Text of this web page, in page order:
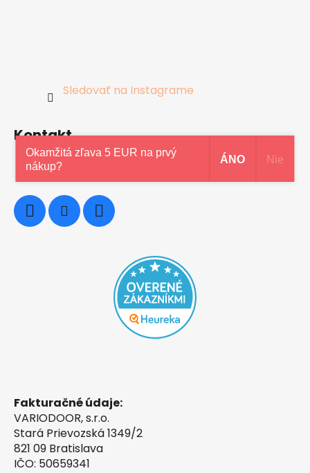
Sledovať na Instagrame
Kontakt
0948997914
Fakturačné údaje:
VARIODOOR, s.r.o.
Stará Prievozská 1349/2
821 09 Bratislava
IČO: 50659341
Okamžitá zľava 5 EUR na prvý
nákup?
ÁNO Nie